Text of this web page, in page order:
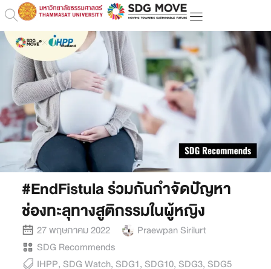
#EndFistula ร่วมกันกำจัดปัญหา
ช่องทะลุทางสูติกรรมในผู้หญิง
27 พฤษภาคม 2022
Praewpan Sirilurt
SDG Recommends
IHPP, SDG Watch, SDG1, SDG10, SDG3, SDG5